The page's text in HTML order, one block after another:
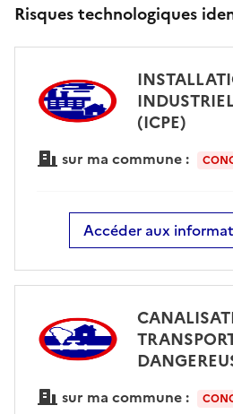
Risques technologiques
(ICPE)
sur ma commune :
Accéder aux
sur ma commune :